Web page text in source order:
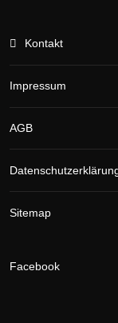
Kontakt
Impressum
AGB
Sitemap
Facebook